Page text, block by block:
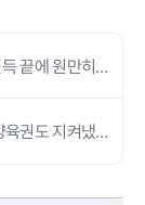
끝에 원만히
권도 지켜냈어